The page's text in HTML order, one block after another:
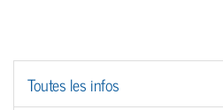
Toutes les infos